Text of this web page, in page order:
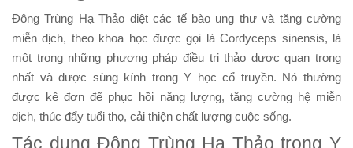
Đông Trùng Hạ Thảo diệt các tế bào ung thư và tăng cường
miễn dịch, theo khoa học được gọi là Cordyceps sinensis, là
một trong những phương pháp điều trị thảo dược quan trọng
nhất và được sùng kính trong Y học cổ truyền. Nó thường
được kê đơn để phục hồi năng lượng, tăng cường hệ miễn
dịch, thúc đẩy tuổi thọ, cải thiện chất lượng cuộc sống.
Tác dụng Đông Trùng Hạ Thảo trong Y